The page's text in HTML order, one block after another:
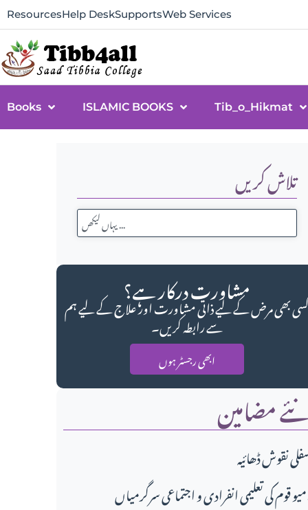
ResourcesHelp DeskSupportsWeb Services
Books ISLAMIC BOOKS Tib_o_Hikmat
تلاش کریں
مشاورت درکار ہے؟
بھی مرض کے لیے ذاتی مشاورت اور علاج کے لیے ہم
سے رابطہ کریں۔
ابھی رجسٹر ہوں
مضامین
نقوش ڈھائیہ